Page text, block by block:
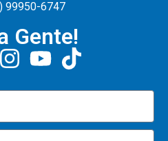
99950-6747
Gente!